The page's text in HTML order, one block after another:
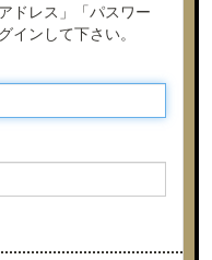
ドレス」「パスワー
インして下さい。